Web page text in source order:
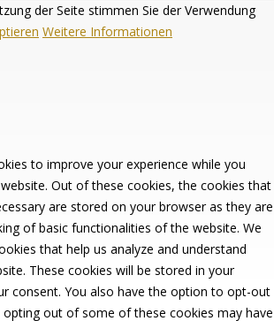
der Seite stimmen Sie der Verwendung
Weitere Informationen
to improve your experience while you
Out of these cookies, the cookies that
are stored on your browser as they are
of basic functionalities of the website. We
that help us analyze and understand
These cookies will be stored in your
consent. You also have the option to opt-out
out of some of these cookies may have